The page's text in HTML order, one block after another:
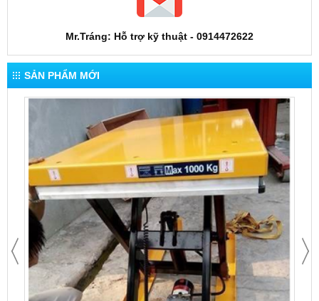
Mr.Tráng: Hỗ trợ kỹ thuật - 0914472622
SẢN PHẨM MỚI